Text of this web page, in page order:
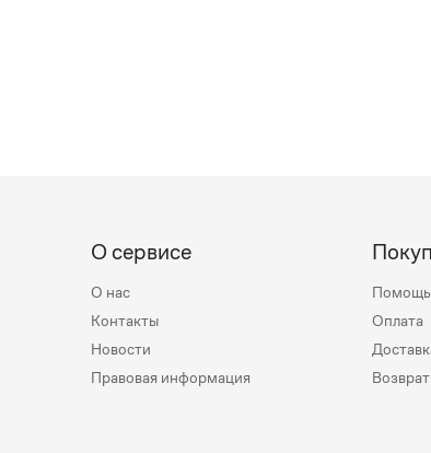
О сервисе
О нас
Контакты
Новости
Правовая информация
Помощь
Оплата